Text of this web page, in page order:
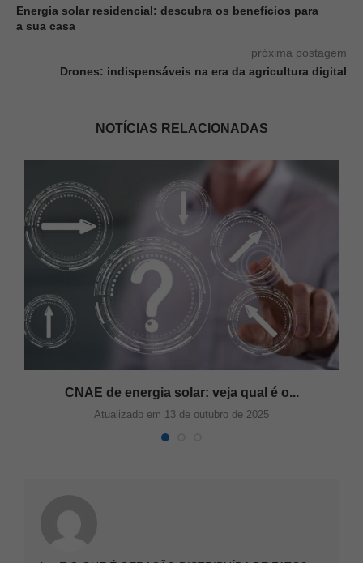
Energia solar residencial: descubra os benefícios para
a sua casa
próxima postagem
Drones: indispensáveis na era da agricultura digital
NOTÍCIAS RELACIONADAS
CNAE de energia solar: veja qual é o...
Atualizado em 13 de outubro de 2025